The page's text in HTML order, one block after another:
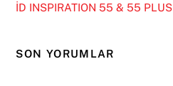
İD INSPIRATION 55 & 55 PLUS
SON YORUMLAR